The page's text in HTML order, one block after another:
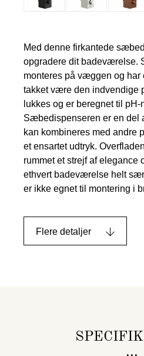
Med denne firkantede
opgradere dit badeværelse.
monteres på væggen og har
takket være den indvendige
lukkes og er beregnet til
Sæbedispenseren er en del
kan kombineres med andre
et ensartet udtryk.
rummet et strejf af elegance
ethvert badeværelse helt
er ikke egnet til montering i
Flere detaljer